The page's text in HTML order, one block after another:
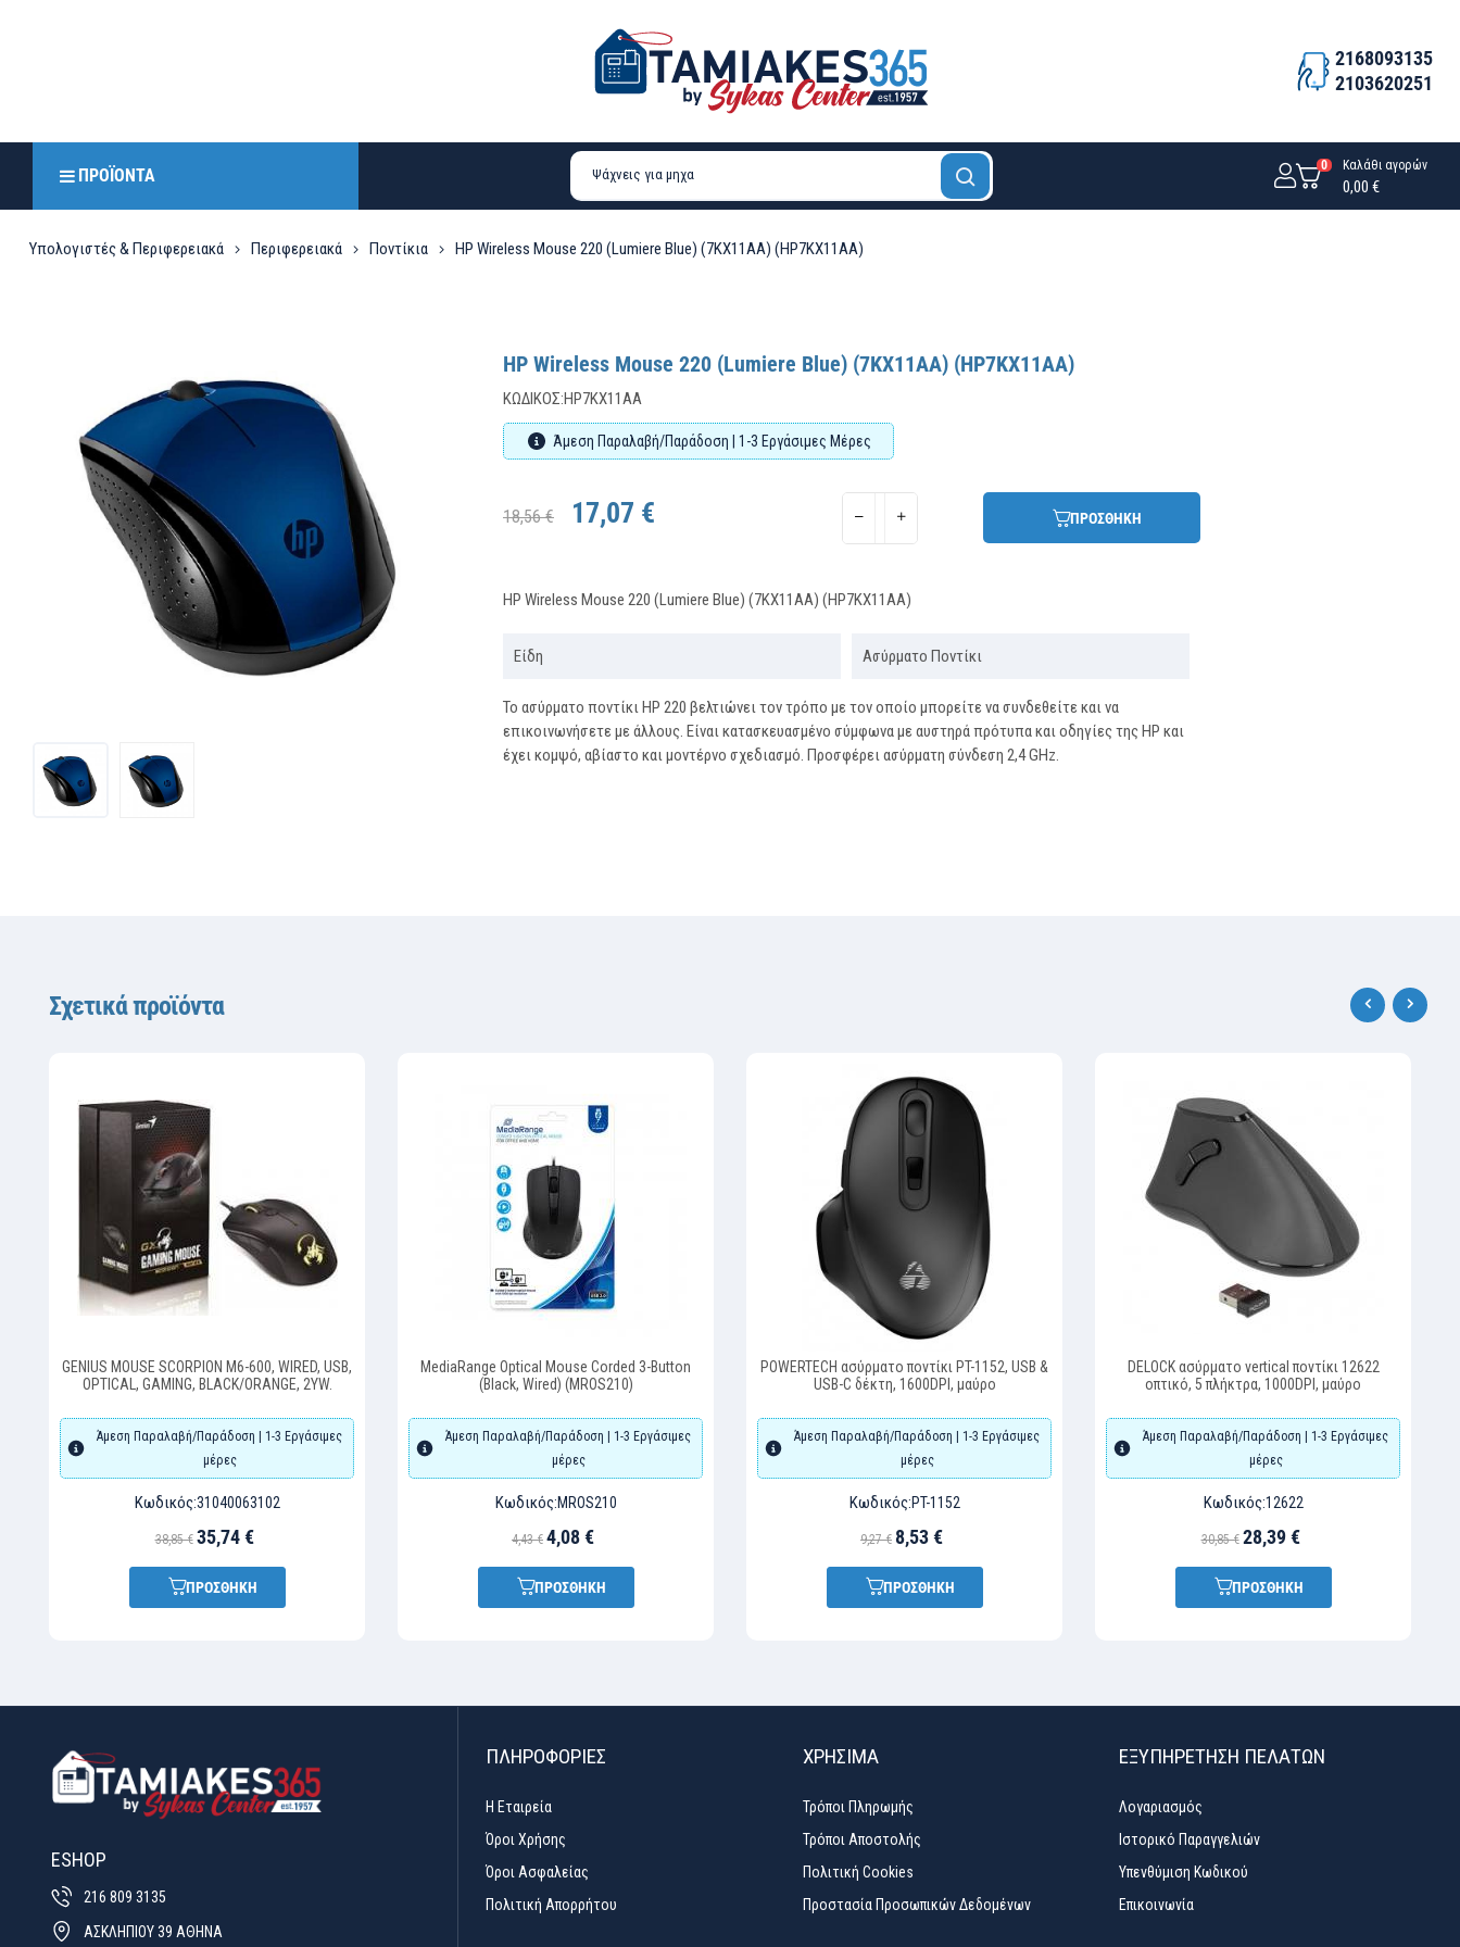
2168093135
2103620251
ΠΡΟΪΌΝΤΑ
0 Καλάθι αγορών
0,00 €
Υπολογιστές & Περιφερειακά Περιφερειακά Ποντίκια HP Wireless Mouse 220 (Lumiere Blue) (7KX11AA) (HP7KX11AA)
HP Wireless Mouse 220 (Lumiere Blue) (7KX11AA) (HP7KX11AA)
ΚΩΔΙΚΌΣ:HP7KX11AA
Άμεση Παραλαβή/Παράδοση | 1-3 Εργάσιμες Μέρες
18,56 € 17,07 € ΠΡΟΣΘΗΚΗ
HP Wireless Mouse 220 (Lumiere Blue) (7KX11AA) (HP7KX11AA)
Είδη Ασύρματο Ποντίκι
Το ασύρματο ποντίκι HP 220 βελτιώνει τον τρόπο με τον οποίο μπορείτε να συνδεθείτε και να
επικοινωνήσετε με άλλους. Είναι κατασκευασμένο σύμφωνα με αυστηρά πρότυπα και οδηγίες της HP και
έχει κομψό, αβίαστο και μοντέρνο σχεδιασμό. Προσφέρει ασύρματη σύνδεση 2,4 GHz.
Σχετικά προϊόντα
GENIUS MOUSE SCORPION M6-600, WIRED, USB,
OPTICAL, GAMING, BLACK/ORANGE, 2YW.
Άμεση Παραλαβή/Παράδοση | 1-3 Εργάσιμες
μέρες
Κωδικός:31040063102
38,85 € 35,74 €
ΠΡΟΣΘΗΚΗ
MediaRange Optical Mouse Corded 3-Button
(Black, Wired) (MROS210)
Άμεση Παραλαβή/Παράδοση | 1-3 Εργάσιμες
μέρες
Κωδικός:MROS210
4,43 € 4,08 €
ΠΡΟΣΘΗΚΗ
POWERTECH ασύρματο ποντίκι PT-1152, USB &
USB-C δέκτη, 1600DPI, μαύρο
Άμεση Παραλαβή/Παράδοση | 1-3 Εργάσιμες
μέρες
Κωδικός:PT-1152
9,27 € 8,53 €
ΠΡΟΣΘΗΚΗ
DELOCK ασύρματο vertical ποντίκι 12622
οπτικό, 5 πλήκτρα, 1000DPI, μαύρο
Άμεση Παραλαβή/Παράδοση | 1-3 Εργάσιμες
μέρες
Κωδικός:12622
30,85 € 28,39 €
ΠΡΟΣΘΗΚΗ
ESHOP
216 809 3135
ΑΣΚΛΗΠΙΟΥ 39 ΑΘΗΝΑ
ΠΛΗΡΟΦΟΡΙΕΣ
Η Εταιρεία
Όροι Χρήσης
Όροι Ασφαλείας
Πολιτική Απορρήτου
ΧΡΉΣΙΜΑ
Τρόποι Πληρωμής
Τρόποι Αποστολής
Πολιτική Cookies
Προστασία Προσωπικών Δεδομένων
ΕΞΥΠΗΡΈΤΗΣΗ ΠΕΛΑΤΏΝ
Λογαριασμός
Ιστορικό Παραγγελιών
Υπενθύμιση Κωδικού
Επικοινωνία